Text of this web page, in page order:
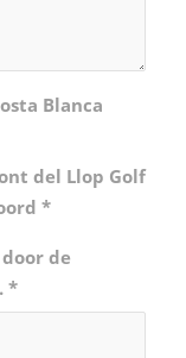
Blanca
del Llop Golf
*
de
*